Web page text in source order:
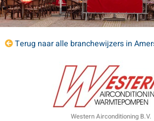
Terug naar alle branchewijzers in
Western Airconditioning B.V.